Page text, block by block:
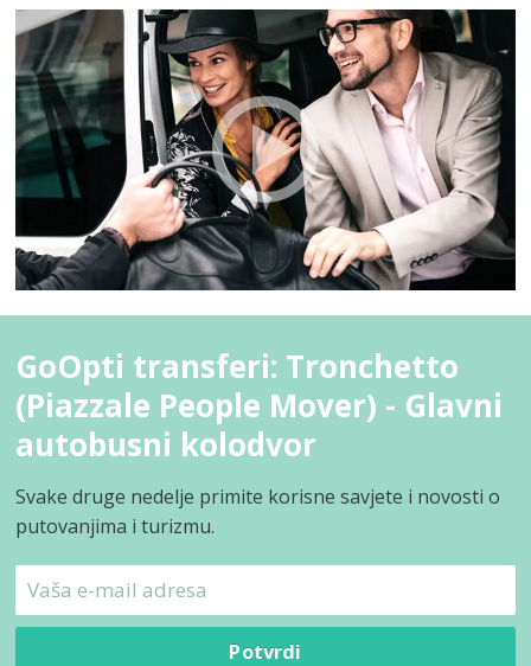
GoOpti transferi: Tronchetto
(Piazzale People Mover) - Glavni
autobusni kolodvor
Svake druge nedelje primite korisne savjete i novosti o
putovanjima i turizmu.
Potvrdi